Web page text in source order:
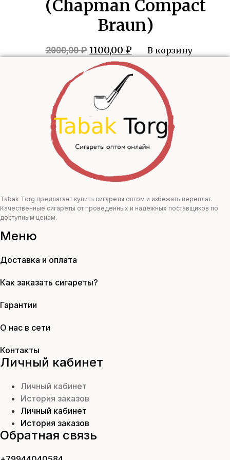
(Chapman Compact
Braun)
2000,00₽ Первоначальная
цена
составляла
2000,00 ₽.
1100,00 ₽Текущая
цена:
1100,00 ₽.
В корзину
Tabak Torg предлагает купить сигареты оптом и избежать переплат.
Качественные сигареты от проведенных и надёжных поставщиков по
доступным ценам.
Меню
Доставка и оплата
Как заказать сигареты?
Гарантии
О нас в сети
Контакты
Личный кабинет
Личный кабинет
История заказов
Личный кабинет
История заказов
Обратная связь